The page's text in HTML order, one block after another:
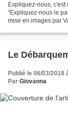
Expliquez-nous, c'est
"Expliquez-nous le
mise en images par
Le
Publié le 06/03/2018
Par Giovanna